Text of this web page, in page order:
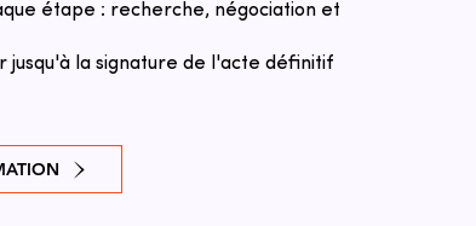
étape : recherche, négociation et
jusqu'à la signature de l'acte définitif